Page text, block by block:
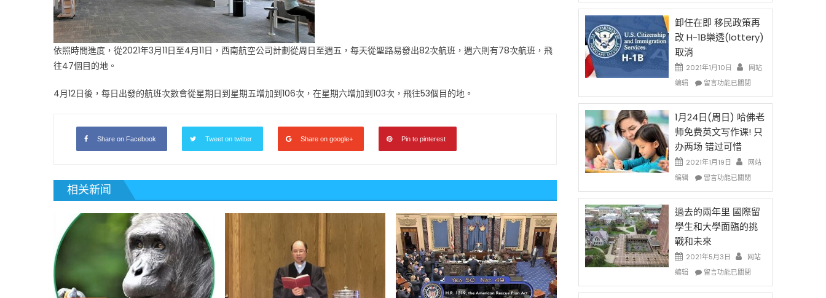
依照時間進度，從2021年3月11日至4月11日，西南航空公司計劃從周日至週五，每天從聖路易發出82次航班，週六則有78次航班，飛
往47個目的地。
4月12日後，每日出發的航班次數會從星期日到星期五增加到106次，在星期六增加到103次，飛往53個目的地。
Share on Facebook Tweet on twitter Share on google+ Pin to pinterest
相关新闻
設
限
後
現
開
始
對
OPT
開
刀〉
中
民
新
法
讓
說
話
請
H-
1B
簽
證
高
薪
者
先
得〉
中
卸任在即 移民政策再
改 H-1B樂透(lottery)
取消
2021年1月10日
网站
编辑
在
任
在
即
移
民
政
策
改
H-
1B
樂
透
(lottery)
取
消〉
中
留言功能已關閉
1月24日(周日) 哈佛老
师免费英文写作课! 只
办两场 错过可惜
2021年1月19日
网站
编辑
在
月
24
日
(周
日)
哈
佛
师
留言功能已關閉
過去的兩年里 國際留
學生和大學面臨的挑
戰和未來
2021年5月3日
网站
编辑
在
去
留言功能已關閉